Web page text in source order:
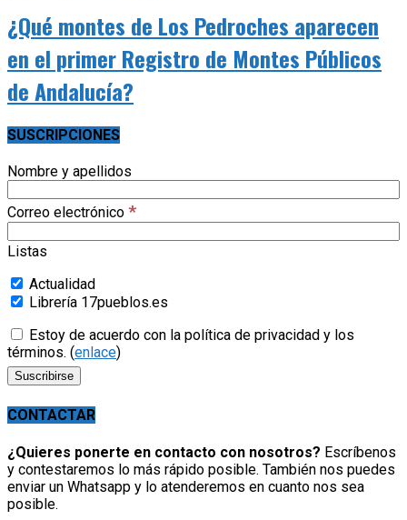
¿Qué montes de Los Pedroches aparecen
en el primer Registro de Montes Públicos
de Andalucía?
SUSCRIPCIONES
Nombre y apellidos
Correo electrónico *
Listas
Actualidad
Librería 17pueblos.es
Estoy de acuerdo con la política de privacidad y los
términos. (enlace)
CONTACTAR
¿Quieres ponerte en contacto con nosotros? Escríbenos
y contestaremos lo más rápido posible. También nos puedes
enviar un Whatsapp y lo atenderemos en cuanto nos sea
posible.